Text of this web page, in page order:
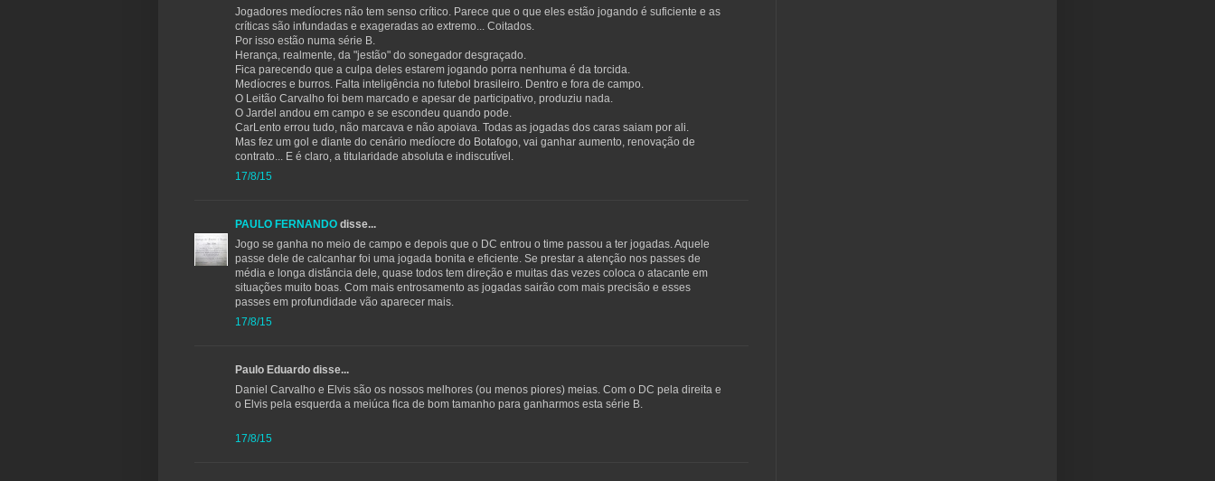
Jogadores medíocres não tem senso crítico. Parece que o que eles estão jogando é suficiente e as
críticas são infundadas e exageradas ao extremo... Coitados.
Por isso estão numa série B.
Herança, realmente, da "jestão" do sonegador desgraçado.
Fica parecendo que a culpa deles estarem jogando porra nenhuma é da torcida.
Medíocres e burros. Falta inteligência no futebol brasileiro. Dentro e fora de campo.
O Leitão Carvalho foi bem marcado e apesar de participativo, produziu nada.
O Jardel andou em campo e se escondeu quando pode.
CarLento errou tudo, não marcava e não apoiava. Todas as jogadas dos caras saiam por ali.
Mas fez um gol e diante do cenário medíocre do Botafogo, vai ganhar aumento, renovação de
contrato... E é claro, a titularidade absoluta e indiscutível.
17/8/15
PAULO FERNANDO disse...
Jogo se ganha no meio de campo e depois que o DC entrou o time passou a ter jogadas. Aquele
passe dele de calcanhar foi uma jogada bonita e eficiente. Se prestar a atenção nos passes de
média e longa distância dele, quase todos tem direção e muitas das vezes coloca o atacante em
situações muito boas. Com mais entrosamento as jogadas sairão com mais precisão e esses
passes em profundidade vão aparecer mais.
17/8/15
Paulo Eduardo disse...
Daniel Carvalho e Elvis são os nossos melhores (ou menos piores) meias. Com o DC pela direita e
o Elvis pela esquerda a meiúca fica de bom tamanho para ganharmos esta série B.
17/8/15